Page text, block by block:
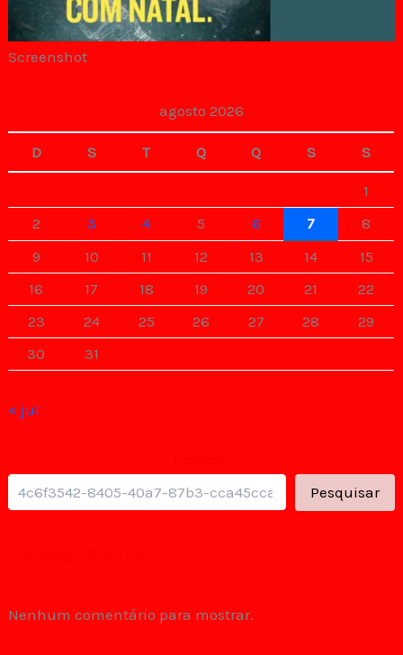
Screenshot
agosto 2026
D S T Q Q S S
1
2
3 4 5 6 7
8
9
10 11 12 13 14
15
16
17 18 19 20 21
22
23
24 25 26 27 28
29
30
31
« jul
Pesquisar
Nenhum comentário para mostrar.